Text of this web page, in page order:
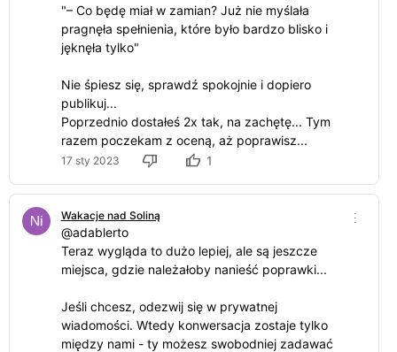
"– Co będę miał w zamian? Już nie myślała
pragnęła spełnienia, które było bardzo blisko i
jęknęła tylko"
Nie śpiesz się, sprawdź spokojnie i dopiero
publikuj...
Poprzednio dostałeś 2x tak, na zachętę... Tym
razem poczekam z oceną, aż poprawisz...
17 sty 2023 1
Wakacje nad Soliną
@adablerto
Teraz wygląda to dużo lepiej, ale są jeszcze
miejsca, gdzie należałoby nanieść poprawki...
Jeśli chcesz, odezwij się w prywatnej
wiadomości. Wtedy konwersacja zostaje tylko
między nami - ty możesz swobodniej zadawać